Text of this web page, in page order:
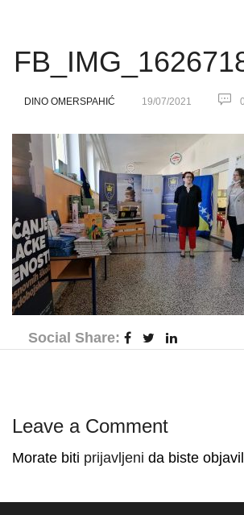
DINO OMERSPAHIĆ 19/07/2021
Social Share:
Leave a Comment
Morate biti prijavljeni da biste